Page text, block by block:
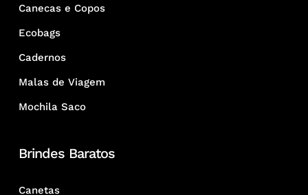
Canecas e Copos
Ecobags
Cadernos
Malas de Viagem
Mochila Saco
Brindes Baratos
Canetas